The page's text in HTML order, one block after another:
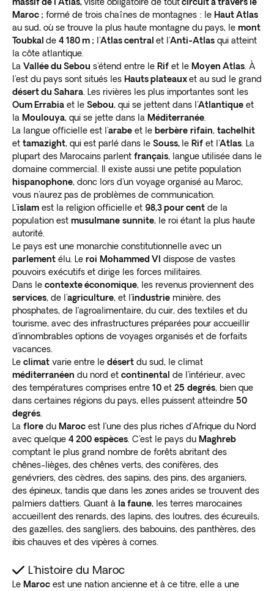
Maroc ; formé de trois chaînes de montagnes : le Haut Atlas
au sud, où se trouve la plus haute montagne du pays, le mont
Toubkal de 4 180 m ; l'Atlas central et l'Anti-Atlas qui atteint
la côte atlantique.
La Vallée du Sebou s'étend entre le Rif et le Moyen Atlas . À
l'est du pays sont situés les Hauts plateauxet au sud le grand
désert du Sahara . Les rivières les plus importantes sont les
Oum Errabia et le Sebou, qui se jettent dans l'Atlantique et
la Moulouya, qui se jette dans la Méditerranée
La langue officielle est l'arabe et le berbère rifain, tachelhit
et tamazight, qui est parlé dans le Souss, le Rif et l'Atlas . La
plupart des Marocains parlent français, langue utilisée dans le
domaine commercial. Il existe aussi une petite population
hispanophone, donc lors d'un voyage organisé au Maroc,
vous n'aurez pas de problèmes de communication.
L'islam est la religion officielle et 98,3 pour cent de la
population est musulmane sunnite, le roi étant la plus haute
autorité.
Le pays est une monarchie constitutionnelle avec un
parlement élu. Le roi Mohammed VI dispose de vastes
pouvoirs exécutifs et dirige les forces militaires.
Dans le contexte économique, les revenus proviennent des
services, de l'agriculture, et l'industrie minière, des
phosphates, de l’agroalimentaire, du cuir, des textiles et du
tourisme, avec des infrastructures préparées pour accueillir
d'innombrables options de voyages organisés et de forfaits
vacances.
Le climat varie entre le désert du sud, le climat
méditerranéen du nord et continental de l'intérieur, avec
des températures comprises entre 10 et 25 degrés, bien que
dans certaines régions du pays, elles puissent atteindre 50
degrés
La flore du Maroc est l’une des plus riches d’Afrique du Nord
avec quelque 4 200 espèces . C'est le pays du Maghreb
comptant le plus grand nombre de forêts abritant des
chênes-lièges, des chênes verts, des conifères, des
genévriers, des cèdres, des sapins, des pins, des arganiers,
des épineux, tandis que dans les zones arides se trouvent des
palmiers dattiers. Quant à la faune, les terres marocaines
accueillent des renards, des lapins, des loutres, des écureuils,
des gazelles, des sangliers, des babouins, des panthères, des
ibis chauves et des vipères à cornes.
L'histoire du Maroc
Le Maroc est une nation ancienne et à ce titre, elle a une